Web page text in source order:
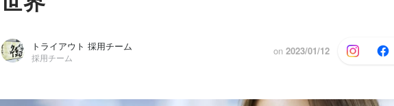
トライアウト 採用チーム
採用チーム
on 2023/01/12